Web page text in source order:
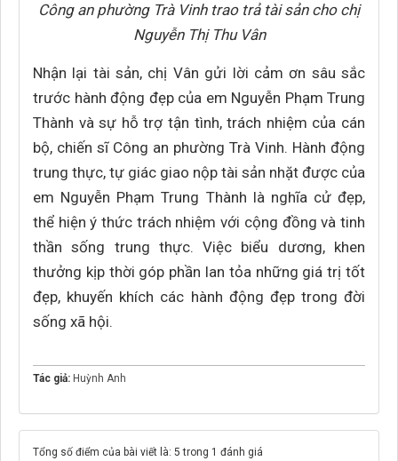
Công an phường Trà Vinh trao trả tài sản cho chị
Nguyễn Thị Thu Vân
Nhận lại tài sản, chị Vân gửi lời cảm ơn sâu sắc
trước hành động đẹp của em Nguyễn Phạm Trung
Thành và sự hỗ trợ tận tình, trách nhiệm của cán
bộ, chiến sĩ Công an phường Trà Vinh. Hành động
trung thực, tự giác giao nộp tài sản nhặt được của
em Nguyễn Phạm Trung Thành là nghĩa cử đẹp,
thể hiện ý thức trách nhiệm với cộng đồng và tinh
thần sống trung thực. Việc biểu dương, khen
thưởng kịp thời góp phần lan tỏa những giá trị tốt
đẹp, khuyến khích các hành động đẹp trong đời
sống xã hội.
Tác giả: Huỳnh Anh
Tổng số điểm của bài viết là: 5 trong 1 đánh giá